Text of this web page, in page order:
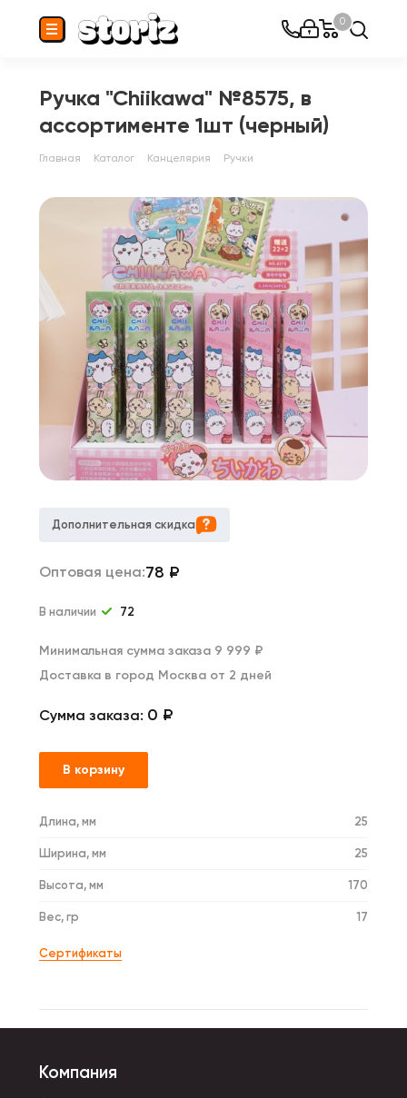
0
Ручка "Сhiikawa" №8575, в
ассортименте 1шт (черный)
Главная Каталог Канцелярия Ручки
Дополнительная скидка
Оптовая цена:78 ₽
В наличии 72
Минимальная сумма заказа 9 999 ₽
Доставка в город Москва от 2 дней
Сумма заказа: 0 ₽
В корзину
Длина, мм 25
Ширина, мм 25
Высота, мм 170
Вес, гр 17
Сертификаты
Компания